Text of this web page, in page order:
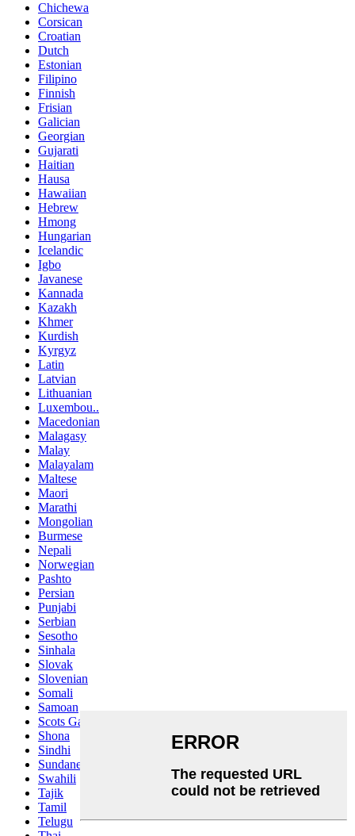
Chichewa
Corsican
Croatian
Dutch
Estonian
Filipino
Finnish
Frisian
Galician
Georgian
Gujarati
Haitian
Hausa
Hawaiian
Hebrew
Hmong
Hungarian
Icelandic
Igbo
Javanese
Kannada
Kazakh
Khmer
Kurdish
Kyrgyz
Latin
Latvian
Lithuanian
Luxembou..
Macedonian
Malagasy
Malay
Malayalam
Maltese
Maori
Marathi
Mongolian
Burmese
Nepali
Norwegian
Pashto
Persian
Punjabi
Serbian
Sesotho
Sinhala
Slovak
Slovenian
Somali
Samoan
Scots Gaelic
Shona
Sindhi
Sundanese
Swahili
Tajik
Tamil
Telugu